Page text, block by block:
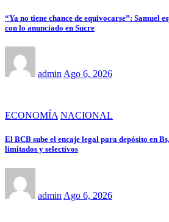
“Ya no tiene chance de equivocarse”: Samuel
con lo anunciado en Sucre
admin Ago 6, 2026
ECONOMÍA NACIONAL
El BCB sube el encaje legal para depósito en
limitados y selectivos
admin Ago 6, 2026